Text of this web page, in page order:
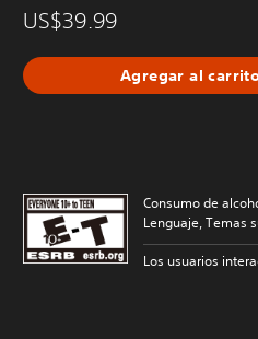
US$39.99
Agregar al
Consumo de
Lenguaje, Temas
Los usuarios